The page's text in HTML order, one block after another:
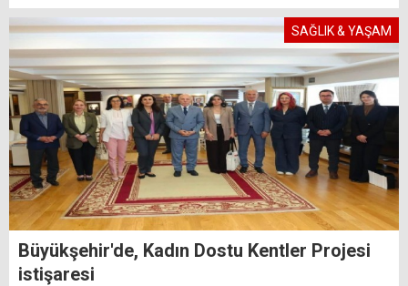
SAĞLIK & YAŞAM
Büyükşehir'de, Kadın Dostu Kentler Projesi
istişaresi